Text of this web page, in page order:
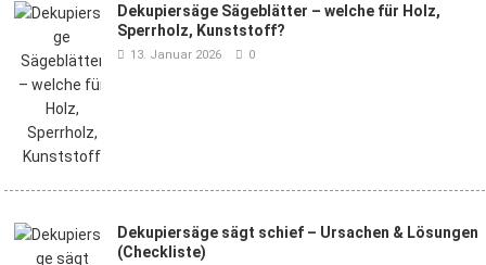
Dekupiersäge Sägeblätter – welche für Holz,
Sperrholz, Kunststoff?
13. Januar 2026 0
Dekupiersäge sägt schief – Ursachen & Lösungen
(Checkliste)